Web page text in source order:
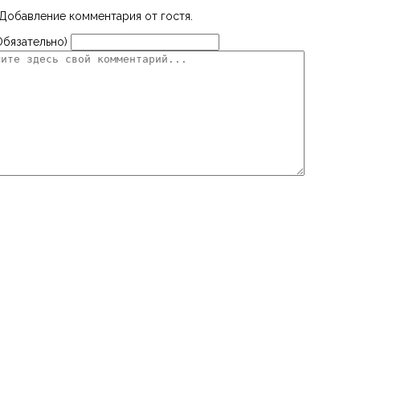
Добавление комментария от гостя.